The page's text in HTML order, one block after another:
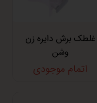
غلطک برش دایره زن
وشن
اتمام موجودی